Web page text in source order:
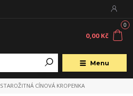
Menu
0
0,00 Kč
STAROŽITNÁ CÍNOVÁ KROPENKA